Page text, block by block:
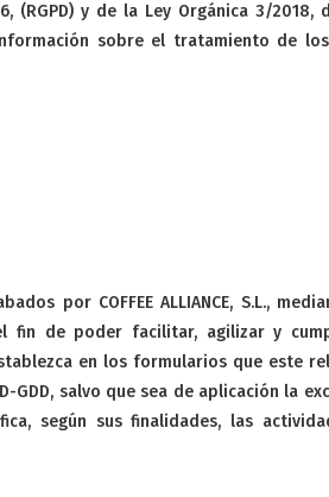
(RGPD) y de la Ley Orgánica 3/2018,
sobre el tratamiento de
por COFFEE ALLIANCE, S.L.,
fin de poder facilitar, agilizar y
en los formularios que este
salvo que sea de aplicación la
según sus finalidades, las